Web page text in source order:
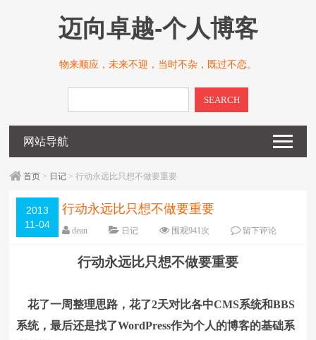
迈向卓越-个人博客
物来顺应，未来不迎，当时不杂，既过不恋。
SEARCH
网站导航
首页 > 日记 > 行动永远比只想不做要重要
2013
11-04
行动永远比只想不做要重要
dean 日记 围观941次
留下评论
行动永远比只想不做要重要
花了一周整理思路，花了2天对比各中CMS系统和BBS
系统，最后还是找了WordPress作为个人的博客的基础系